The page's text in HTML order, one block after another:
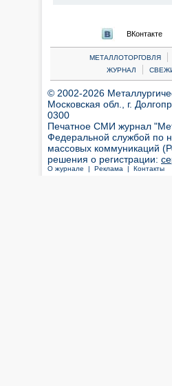
ВКонтакте
МЕТАЛЛОТОРГОВЛЯ |
ЖУРНАЛ
|
© 2002-2026
Московская обл., г.
0300
Печатное СМИ журнал
Федеральной службой по
массовых коммуникаций
решения о регистрации:
О журнале | Реклама | Контакты